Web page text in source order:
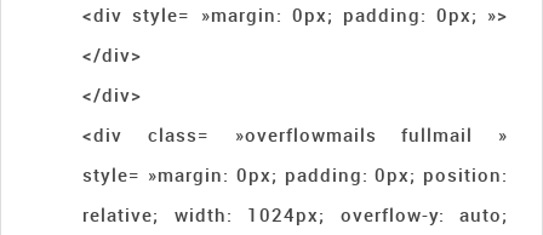
<div style= »margin: 0px; padding: 0px; »>
</div>
</div>
<div class= »overflowmails fullmail »
style= »margin: 0px; padding: 0px; position:
relative; width: 1024px; overflow-y: auto;